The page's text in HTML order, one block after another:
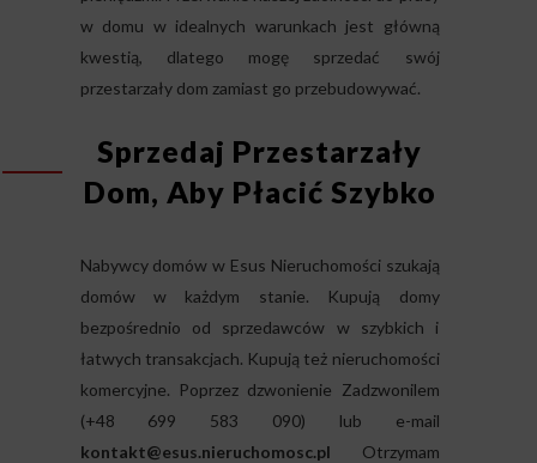
w domu w idealnych warunkach jest główną
kwestią, dlatego mogę sprzedać swój
przestarzały dom zamiast go przebudowywać.
Sprzedaj Przestarzały
Dom, Aby Płacić Szybko
Nabywcy domów w Esus Nieruchomości szukają
domów w każdym stanie. Kupują domy
bezpośrednio od sprzedawców w szybkich i
łatwych transakcjach. Kupują też nieruchomości
komercyjne. Poprzez dzwonienie Zadzwonilem
(+48 699 583 090) lub e-mail
kontakt@esus.nieruchomosc.pl Otrzymam